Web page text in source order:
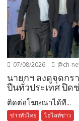
07/08/2026 @ch-
นายกฯ ลงดูจุดกร
ปืนทั่วประเทศ ปิด
ติดต่อโฆษณาได้ที...
ข่าวทั่วไทย ไฮไลท์ข่าว